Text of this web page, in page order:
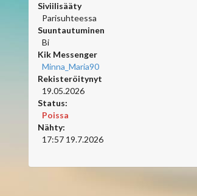
Siviilisääty
Parisuhteessa
Suuntautuminen
Bi
Kik Messenger
Minna_Maria90
Rekisteröitynyt
19.05.2026
Status:
Poissa
Nähty:
17:57 19.7.2026